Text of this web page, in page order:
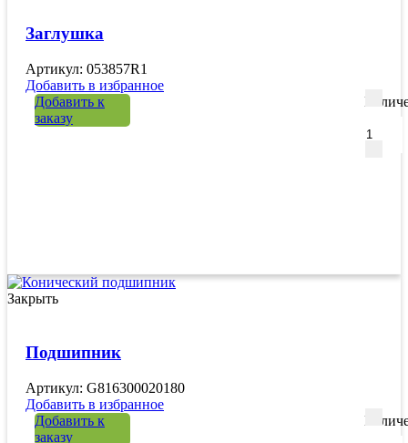
Заглушка
Артикул: 053857R1
Добавить в избранное
Добавить к
заказу
Закрыть
Подшипник
Артикул: G816300020180
Добавить в избранное
Добавить к
заказу